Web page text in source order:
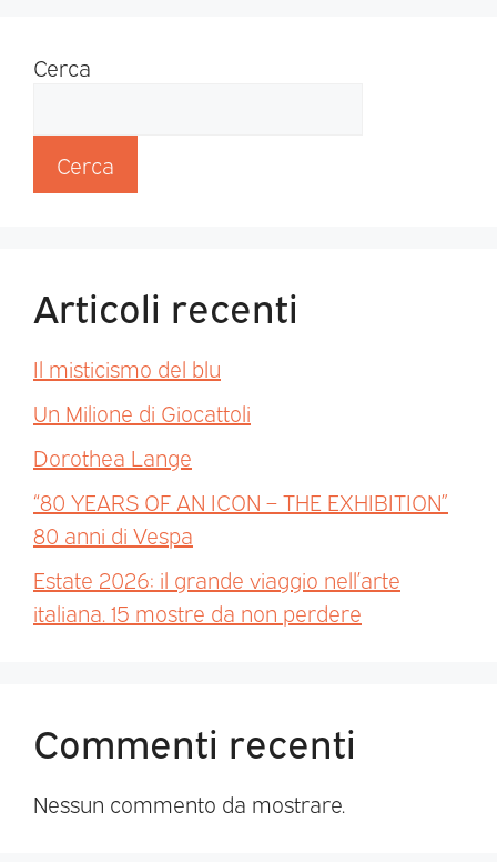
Cerca
Cerca
Articoli recenti
Il misticismo del blu
Un Milione di Giocattoli
Dorothea Lange
“80 YEARS OF AN ICON – THE EXHIBITION”
80 anni di Vespa
Estate 2026: il grande viaggio nell’arte
italiana. 15 mostre da non perdere
Commenti recenti
Nessun commento da mostrare.